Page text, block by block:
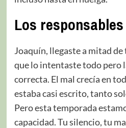
Los responsables
Joaquín, llegaste a mitad
que lo intentaste todo pero
correcta. El mal crecía en
estaba casi escrito, tanto
Pero esta temporada
capacidad. Tu silencio, tu